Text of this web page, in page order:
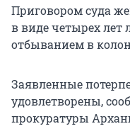
Приговором суда
в виде четырех лет
отбыванием в
Заявленные
удовлетворены,
прокуратуры